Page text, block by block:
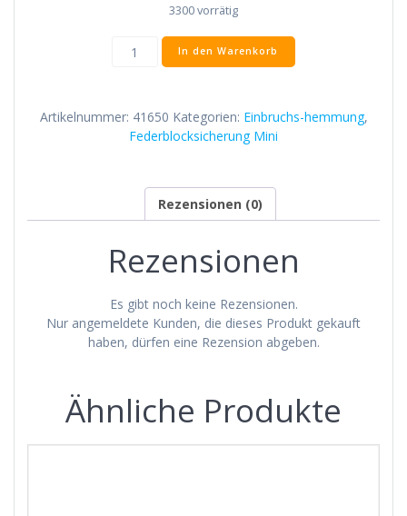
3300 vorrätig
Federblocksicherung
Mini
Menge
In den Warenkorb
Artikelnummer: 41650 Kategorien: Einbruchs-hemmung,
Federblocksicherung Mini
Rezensionen (0)
Rezensionen
Es gibt noch keine Rezensionen.
Nur angemeldete Kunden, die dieses Produkt gekauft
haben, dürfen eine Rezension abgeben.
Ähnliche Produkte